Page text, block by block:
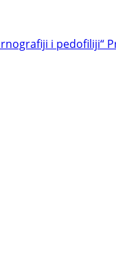
i pedofiliji“